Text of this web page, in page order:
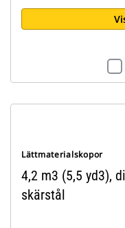
Lättmaterialskopor
4,2 m3 (5,5 yd3),
skärstål